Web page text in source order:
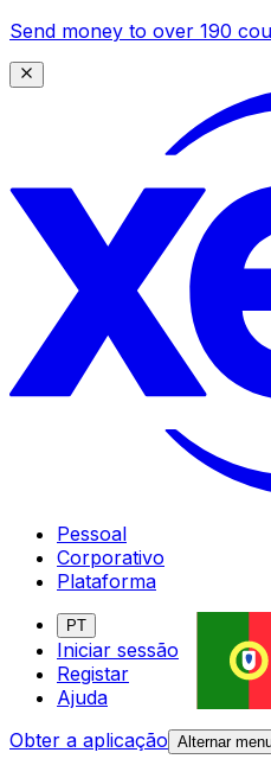
Send money to over 190
Pessoal
Corporativo
Plataforma
PT
Iniciar sessão
Registar
Ajuda
Obter a aplicação Alternar